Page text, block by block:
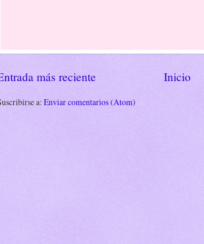
más reciente Inicio
a: Enviar comentarios (Atom)